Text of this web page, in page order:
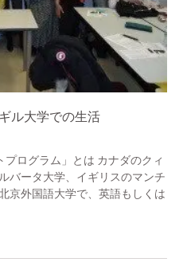
ル大学での生活
ログラム」とは カナダのクィ
バータ大学、イギリスのマンチ
京外国語大学で、英語もしくは